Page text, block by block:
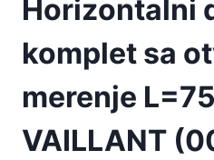
Horizontalni
komplet sa
merenje
VAILLANT